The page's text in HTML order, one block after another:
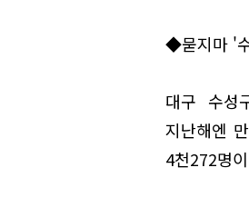
◆묻지마 '
대구 수성
지난해엔
4천272명